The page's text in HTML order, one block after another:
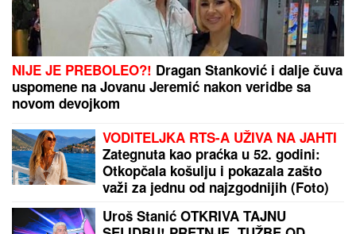
NIJE JE PREBOLEO?! Dragan Stanković i dalje čuva
uspomene na Jovanu Jeremić nakon veridbe sa
novom devojkom
VODITELJKA RTS-A UŽIVA NA JAHTI
Zategnuta kao praćka u 52. godini:
Otkopčala košulju i pokazala zašto
važi za jednu od najzgodnijih (Foto)
Uroš Stanić OTKRIVA TAJNU